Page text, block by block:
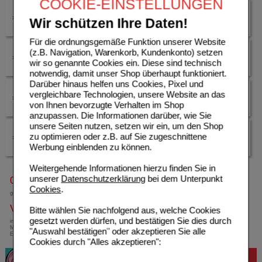
COOKIE-EINSTELLUNGEN
Wir schützen Ihre Daten!
Für die ordnungsgemäße Funktion unserer Website
(z.B. Navigation, Warenkorb, Kundenkonto) setzen
wir so genannte Cookies ein. Diese sind technisch
notwendig, damit unser Shop überhaupt funktioniert.
Darüber hinaus helfen uns Cookies, Pixel und
vergleichbare Technologien, unsere Website an das
von Ihnen bevorzugte Verhalten im Shop
anzupassen. Die Informationen darüber, wie Sie
unsere Seiten nutzen, setzen wir ein, um den Shop
zu optimieren oder z.B. auf Sie zugeschnittene
Werbung einblenden zu können.
Weitergehende Informationen hierzu finden Sie in
unserer Datenschutzerklärungbei dem Unterpunkt
Cookies.
Bitte wählen Sie nachfolgend aus, welche Cookies
gesetzt werden dürfen, und bestätigen Sie dies durch
"Auswahl bestätigen" oder akzeptieren Sie alle
Cookies durch "Alles akzeptieren":
Kontaktlinsen & Lesebrillen Männersache
Pflaster & Verbandstoffe Seife & Bäder
Sonnen- & Insektenschutz Tiergesundheit & Pflege
Verhütung & Familienplanung Zahn- & Mundpflege
0800-10 11 422
gebührenfreie Rufnummer
Versandkostenfrei
innerhalb Deutschlands bei einem
Mindestbestellwert von 13,99 Euro oder bei
Einsendung eines Kassenrezeptes